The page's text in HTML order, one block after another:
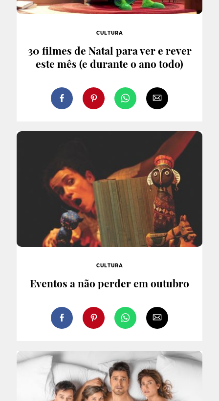
CULTURA
30 filmes de Natal para ver e rever
este mês (e durante o ano todo)
CULTURA
Eventos a não perder em outubro